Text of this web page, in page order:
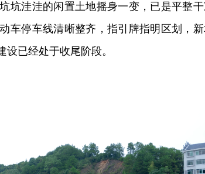
坑洼洼的闲置土地摇身一变，已是平整
车停车线清晰整齐，指引牌指明区划，
已经处于收尾阶段。